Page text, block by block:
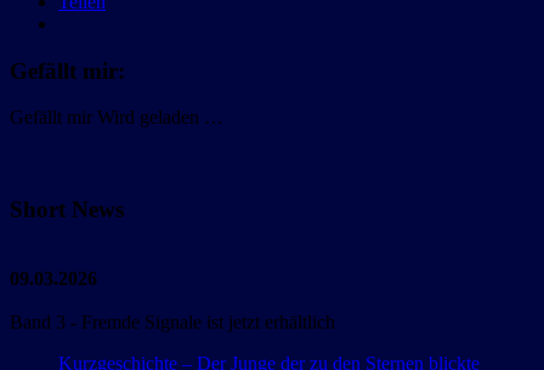
Gefällt mir:
Gefällt mir Wird geladen …
Short News
09.03.2026
Band 3 - Fremde Signale ist jetzt erhältlich
Kurzgeschichte – Der Junge der zu den Sternen blickte